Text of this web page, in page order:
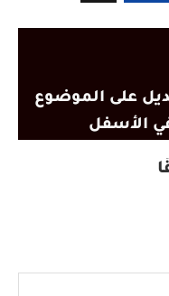
على الموضوع
في الأسفل